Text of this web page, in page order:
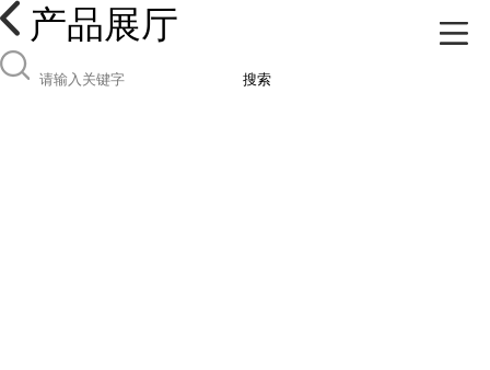
产品展厅
搜索